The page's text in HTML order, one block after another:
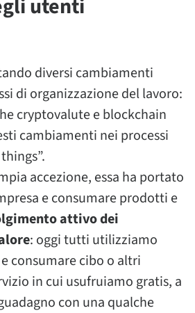
utenti
diversi cambiamenti
di organizzazione del lavoro:
cryptovalute e blockchain
cambiamenti nei processi
accezione, essa ha portato
e consumare prodotti e
attivo dei
: oggi tutti utilizziamo
consumare cibo o altri
in cui usufruiamo gratis, a
con una qualche